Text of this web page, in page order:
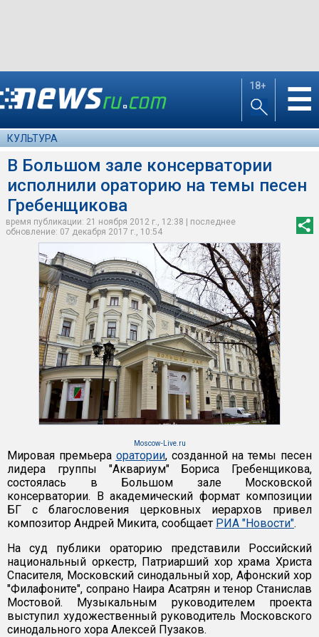
18+ ☰
КУЛЬТУРА
В Большом зале консерватории
исполнили ораторию на темы песен
Гребенщикова
время публикации: 21 ноября 2012 г., 12:38 | последнее
обновление: 07 декабря 2017 г., 10:54
Moscow-Live.ru
Мировая премьера оратории, созданной на темы песен
лидера группы "Аквариум" Бориса Гребенщикова,
состоялась в Большом зале Московской
консерватории. В академический формат композиции
БГ с благословения церковных иерархов привел
композитор Андрей Микита, сообщает РИА "Новости".
На суд публики ораторию представили Российский
национальный оркестр, Патриарший хор храма Христа
Спасителя, Московский синодальный хор, Афонский хор
"Филафоните", сопрано Наира Асатрян и тенор Станислав
Мостовой. Музыкальным руководителем проекта
выступил художественный руководитель Московского
синодального хора Алексей Пузаков.